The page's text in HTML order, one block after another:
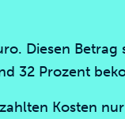
Diesen
32 Prozent
Kosten